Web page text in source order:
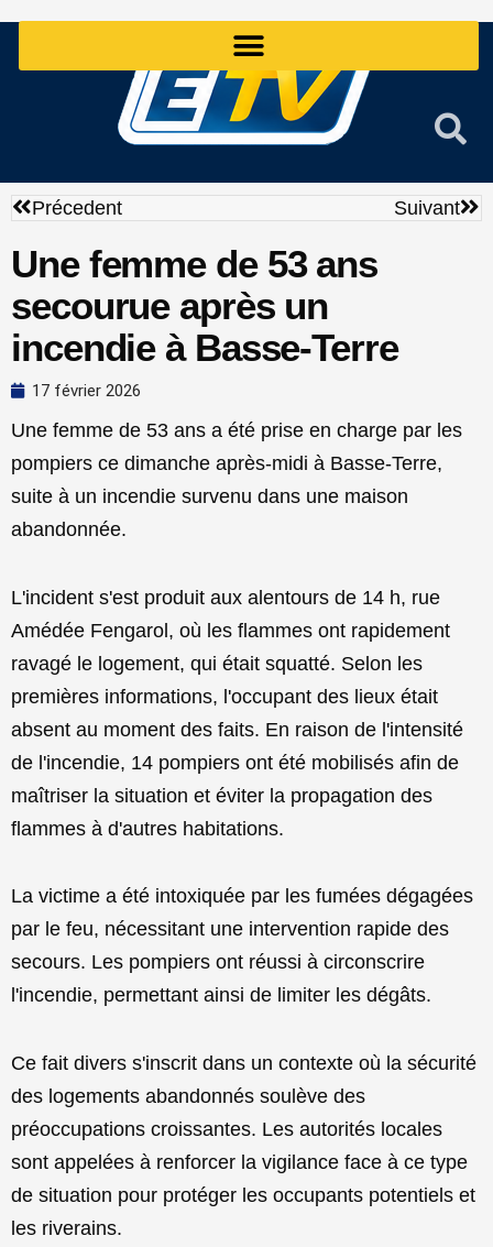
Précédent
Précedent Suivant
Une femme de 53 ans
secourue après un
incendie à Basse-Terre
17 février 2026
Une femme de 53 ans a été prise en charge par les
pompiers ce dimanche après-midi à Basse-Terre,
suite à un incendie survenu dans une maison
abandonnée.
L'incident s'est produit aux alentours de 14 h, rue
Amédée Fengarol, où les flammes ont rapidement
ravagé le logement, qui était squatté. Selon les
premières informations, l'occupant des lieux était
absent au moment des faits. En raison de l'intensité
de l'incendie, 14 pompiers ont été mobilisés afin de
maîtriser la situation et éviter la propagation des
flammes à d'autres habitations.
La victime a été intoxiquée par les fumées dégagées
par le feu, nécessitant une intervention rapide des
secours. Les pompiers ont réussi à circonscrire
l'incendie, permettant ainsi de limiter les dégâts.
Ce fait divers s'inscrit dans un contexte où la sécurité
des logements abandonnés soulève des
préoccupations croissantes. Les autorités locales
sont appelées à renforcer la vigilance face à ce type
de situation pour protéger les occupants potentiels et
les riverains.